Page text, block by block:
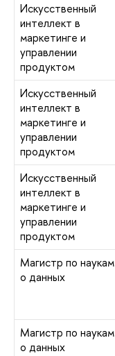
Искусственный
интеллект в
маркетинге и
управлении
продуктом
Искусственный
интеллект в
маркетинге и
управлении
продуктом
Искусственный
интеллект в
маркетинге и
управлении
продуктом
Магистр по наукам
о данных
Магистр по наукам
о данных